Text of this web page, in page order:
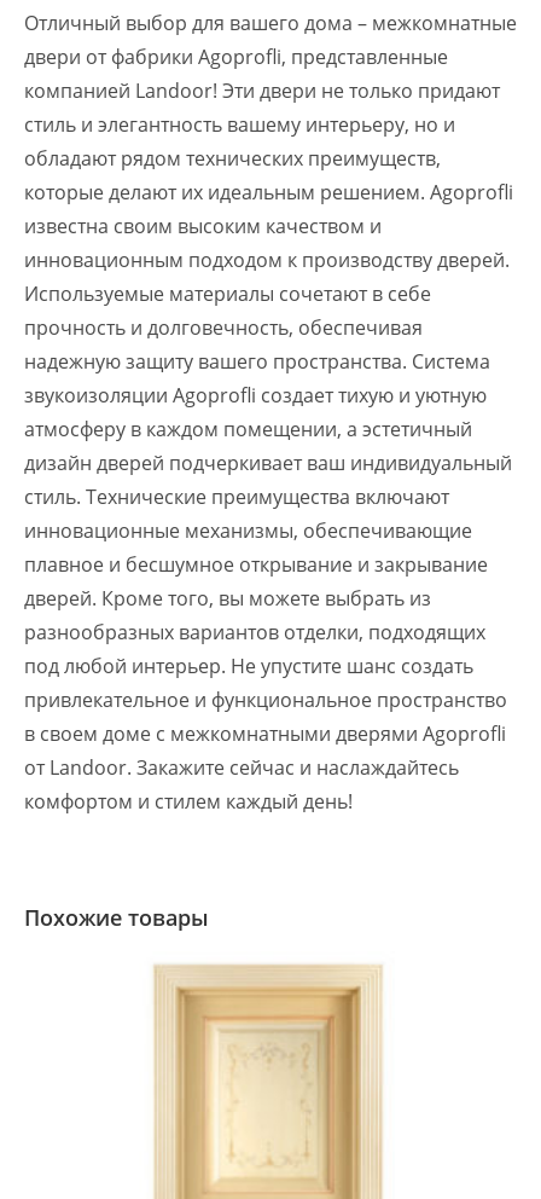
Отличный выбор для вашего дома – межкомнатные
двери от фабрики Agoprofli, представленные
компанией Landoor! Эти двери не только придают
стиль и элегантность вашему интерьеру, но и
обладают рядом технических преимуществ,
которые делают их идеальным решением. Agoprofli
известна своим высоким качеством и
инновационным подходом к производству дверей.
Используемые материалы сочетают в себе
прочность и долговечность, обеспечивая
надежную защиту вашего пространства. Система
звукоизоляции Agoprofli создает тихую и уютную
атмосферу в каждом помещении, а эстетичный
дизайн дверей подчеркивает ваш индивидуальный
стиль. Технические преимущества включают
инновационные механизмы, обеспечивающие
плавное и бесшумное открывание и закрывание
дверей. Кроме того, вы можете выбрать из
разнообразных вариантов отделки, подходящих
под любой интерьер. Не упустите шанс создать
привлекательное и функциональное пространство
в своем доме с межкомнатными дверями Agoprofli
от Landoor. Закажите сейчас и наслаждайтесь
комфортом и стилем каждый день!
Похожие товары